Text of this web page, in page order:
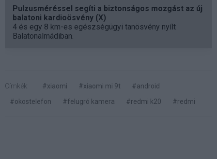
Pulzusméréssel segíti a biztonságos mozgást az új
balatoni kardioösvény (X)
4 és egy 8 km-es egészségügyi tanösvény nyílt
Balatonalmádiban.
Címkék: #xiaomi #xiaomi mi 9t
#android
#okostelefon
#felugró kamera #redmi k20 #redmi